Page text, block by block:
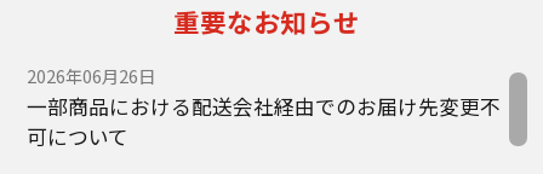
重要なお知らせ
2026年06月26日
一部商品における配送会社経由でのお届け先変更不
可について